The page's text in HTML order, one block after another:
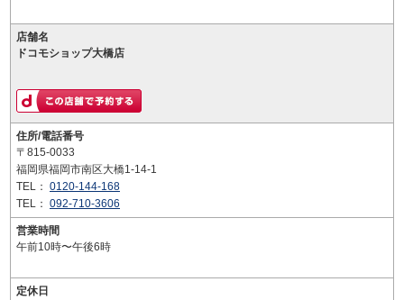
店舗名
ドコモショップ大橋店
住所/電話番号
〒815-0033
福岡県福岡市南区大橋1-14-1
TEL： 0120-144-168
TEL： 092-710-3606
営業時間
午前10時〜午後6時
定休日